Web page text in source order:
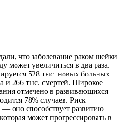
что заболевание раком шейки
может увеличиться в два раза.
528 тыс. новых больных
и 266 тыс. смертей. Широкое
отмечено в развивающихся
78% случаев. Риск
оно способствует развитию
может прогрессировать в